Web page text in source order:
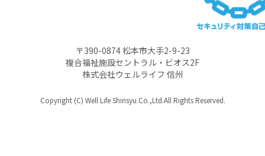
〒390-0874 松本市大手2-9-23
複合福祉施設セントラル・ビオス2F
株式会社ウェルライフ 信州
Copyright (C) Well Life Shinsyu.Co.,Ltd.All Rights Reserved.